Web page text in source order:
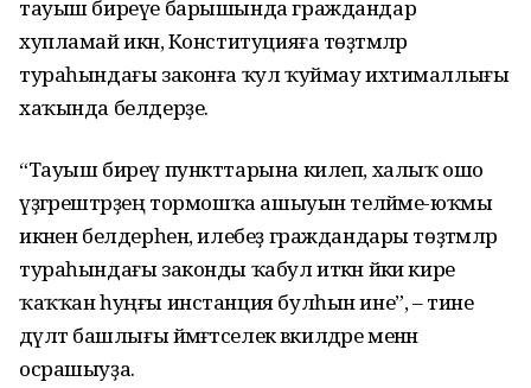
тауыш биреүе барышында граждандар
хупламай икән, Конституцияға төҙәтмәләр
тураһындағы законға ҡул ҡуймау ихтималлығы
хаҡында белдерҙе.
“Тауыш биреү пункттарына килеп, халыҡ ошо
үҙгәрештәрҙең тормошҡа ашыуын теләйме-юҡмы
икәнен белдерһен, илебеҙ граждандары төҙәтмәләр
тураһындағы законды ҡабул иткән йәки кире
ҡаҡҡан һуңғы инстанция булһын ине”, – тине
дәүләт башлығы йәмәғәтселек вәкилдәре менән
осрашыуҙа.